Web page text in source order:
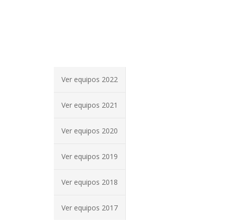
Ver equipos 2022
Ver equipos 2021
Ver equipos 2020
Ver equipos 2019
Ver equipos 2018
Ver equipos 2017